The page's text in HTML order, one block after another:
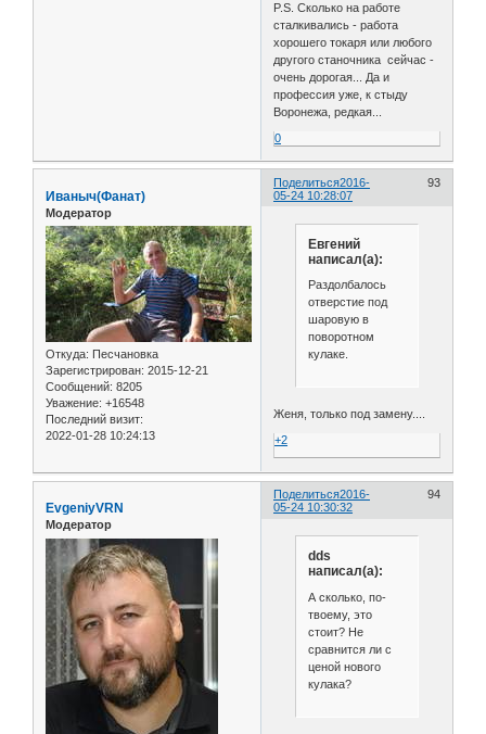
P.S. Сколько на работе
сталкивались - работа
хорошего токаря или любого
другого станочника сейчас -
очень дорогая... Да и
профессия уже, к стыду
Воронежа, редкая...
0
Поделиться 93
2016-
05-24 10:28:07
Иваныч(Фанат)
Модератор
Откуда: Песчановка
Зарегистрирован: 2015-12-21
Сообщений: 8205
Уважение: +16548
Последний визит:
2022-01-28 10:24:13
Евгений
написал(а):
Раздолбалось
отверстие под
шаровую в
поворотном
кулаке.
Женя, только под замену....
+2
Поделиться 94
2016-
05-24 10:30:32
EvgeniyVRN
Модератор
dds
написал(а):
А сколько, по-
твоему, это
стоит? Не
сравнится ли с
ценой нового
кулака?